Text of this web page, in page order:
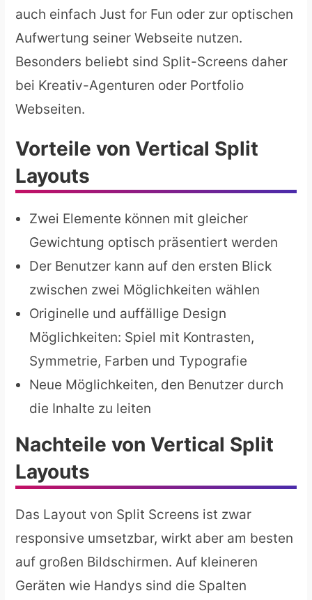
auch einfach Just for Fun oder zur optischen
Aufwertung seiner Webseite nutzen.
Besonders beliebt sind Split-Screens daher
bei Kreativ-Agenturen oder Portfolio
Webseiten.
Vorteile von Vertical Split
Layouts
Zwei Elemente können mit gleicher
Gewichtung optisch präsentiert werden
Der Benutzer kann auf den ersten Blick
zwischen zwei Möglichkeiten wählen
Originelle und auffällige Design
Möglichkeiten: Spiel mit Kontrasten,
Symmetrie, Farben und Typografie
Neue Möglichkeiten, den Benutzer durch
die Inhalte zu leiten
Nachteile von Vertical Split
Layouts
Das Layout von Split Screens ist zwar
responsive umsetzbar, wirkt aber am besten
auf großen Bildschirmen. Auf kleineren
Geräten wie Handys sind die Spalten